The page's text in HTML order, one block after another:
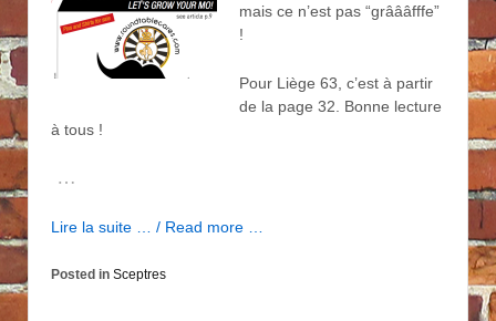
mais ce n’est pas “grâââfffe”
!
Pour Liège 63, c’est à partir
de la page 32. Bonne lecture
à tous !
…
Lire la suite … / Read more …
Posted in Sceptres